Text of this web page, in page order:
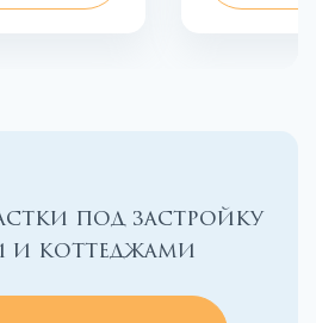
под застройку
и коттеджами